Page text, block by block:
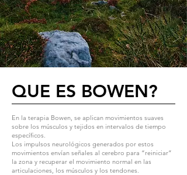
QUE ES BOWEN?
En la terapia Bowen, se aplican movimientos suaves
sobre los músculos y tejidos en intervalos de tiempo
específicos.
Los impulsos neurológicos generados por estos
movimientos envían señales al cerebro para “reiniciar”
la zona y recuperar el movimiento normal en las
articulaciones, los músculos y los tendones.